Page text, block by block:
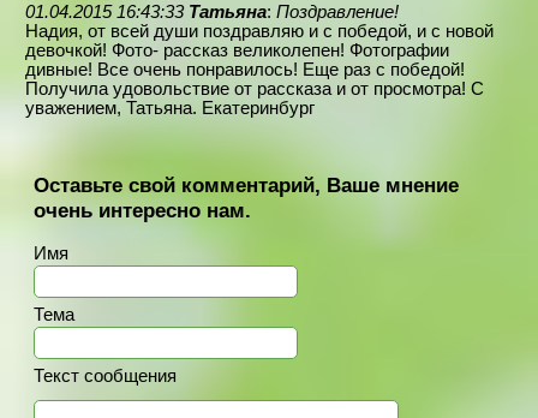
01.04.2015 16:43:33 Татьяна: Поздравление!
Надия, от всей души поздравляю и с победой, и с новой
девочкой! Фото- рассказ великолепен! Фотографии
дивные! Все очень понравилось! Еще раз с победой!
Получила удовольствие от рассказа и от просмотра! С
уважением, Татьяна. Екатеринбург
Оставьте свой комментарий, Ваше мнение
очень интересно нам.
Имя
Тема
Текст сообщения